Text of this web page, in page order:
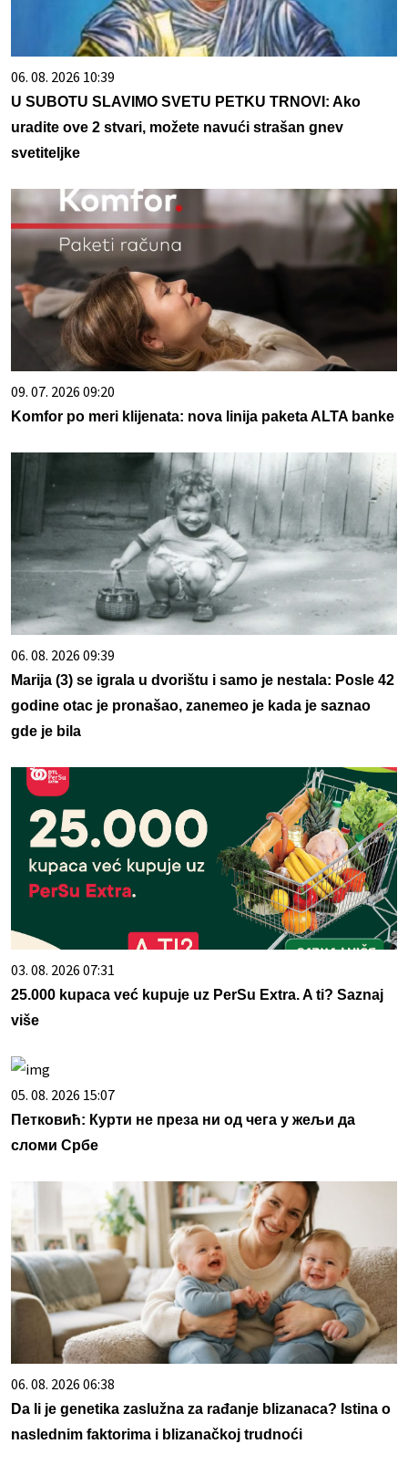
06. 08. 2026 10:39
U SUBOTU SLAVIMO SVETU PETKU TRNOVI: Ako
uradite ove 2 stvari, možete navući strašan gnev
svetiteljke
09. 07. 2026 09:20
Komfor po meri klijenata: nova linija paketa ALTA banke
06. 08. 2026 09:39
Marija (3) se igrala u dvorištu i samo je nestala: Posle 42
godine otac je pronašao, zanemeo je kada je saznao
gde je bila
03. 08. 2026 07:31
25.000 kupaca već kupuje uz PerSu Extra. A ti? Saznaj
više
05. 08. 2026 15:07
Петковић: Курти не преза ни од чега у жељи да
сломи Србе
06. 08. 2026 06:38
Da li je genetika zaslužna za rađanje blizanaca? Istina o
naslednim faktorima i blizanačkoj trudnoći